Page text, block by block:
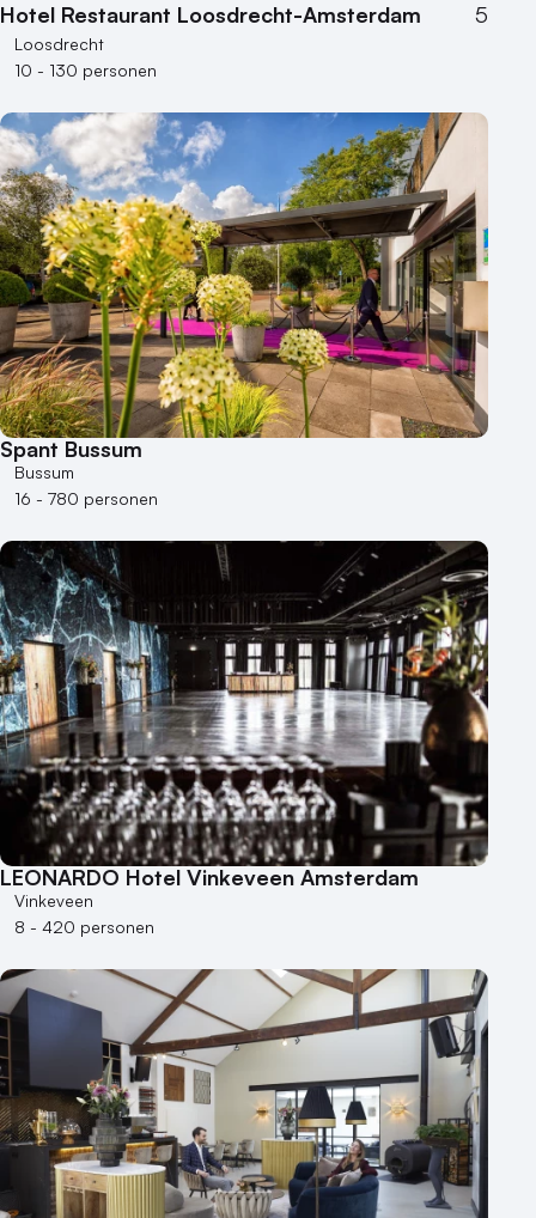
Hotel Restaurant Loosdrecht-Amsterdam 5
Loosdrecht
10 - 130 personen
Spant Bussum
Bussum
16 - 780 personen
LEONARDO Hotel Vinkeveen Amsterdam
Vinkeveen
8 - 420 personen